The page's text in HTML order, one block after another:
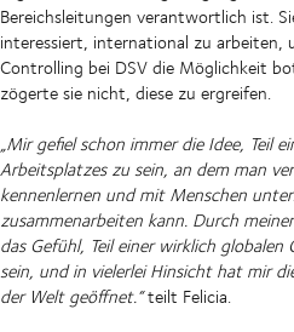
Bereichsleitungen verantwortlich ist.
interessiert, international zu arbeiten,
Controlling bei DSV die Möglichkeit
zögerte sie nicht, diese zu ergreifen.
„Mir gefiel schon immer die Idee, Teil
Arbeitsplatzes zu sein, an dem man
kennenlernen und mit Menschen
zusammenarbeiten kann. Durch
das Gefühl, Teil einer wirklich
sein, und in vielerlei Hinsicht hat mir
der Welt geöffnet.“teilt Felicia.